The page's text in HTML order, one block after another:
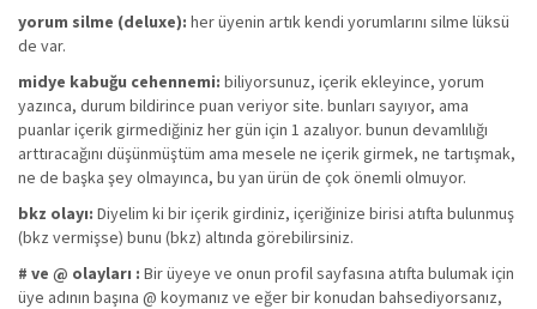
yorum silme (deluxe): her üyenin artık kendi yorumlarını silme lüksü
de var.
midye kabuğu cehennemi: biliyorsunuz, içerik ekleyince, yorum
yazınca, durum bildirince puan veriyor site. bunları sayıyor, ama
puanlar içerik girmediğiniz her gün için 1 azalıyor. bunun devamlılığı
arttıracağını düşünmüştüm ama mesele ne içerik girmek, ne tartışmak,
ne de başka şey olmayınca, bu yan ürün de çok önemli olmuyor.
bkz olayı: Diyelim ki bir içerik girdiniz, içeriğinize birisi atıfta bulunmuş
(bkz vermişse) bunu (bkz) altında görebilirsiniz.
# ve @ olayları : Bir üyeye ve onun profil sayfasına atıfta bulumak için
üye adının başına @ koymanız ve eğer bir konudan bahsediyorsanız,